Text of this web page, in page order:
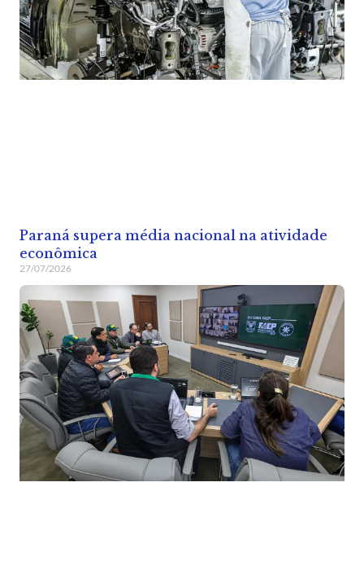
Paraná supera média nacional na atividade
econômica
27/07/2026